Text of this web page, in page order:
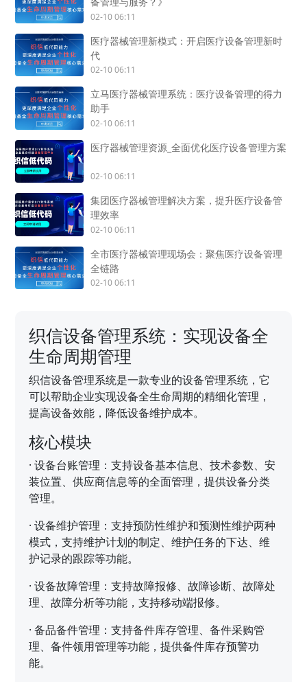
02-10 06:11
医疗器械管理新模式：开启医疗设备管理新时
代
02-10 06:11
立马医疗器械管理系统：医疗设备管理的得力
助手
02-10 06:11
医疗器械管理资源_全面优化医疗设备管理方案
02-10 06:11
集团医疗器械管理解决方案，提升医疗设备管
理效率
02-10 06:11
全市医疗器械管理现场会：聚焦医疗设备管理
全链路
02-10 06:11
织信设备管理系统：实现设备全
生命周期管理
织信设备管理系统是一款专业的设备管理系统，它
可以帮助企业实现设备全生命周期的精细化管理，
提高设备效能，降低设备维护成本。
核心模块
·设备台账管理：支持设备基本信息、技术参数、安
装位置、供应商信息等的全面管理，提供设备分类
管理。
·设备维护管理：支持预防性维护和预测性维护两种
模式，支持维护计划的制定、维护任务的下达、维
护记录的跟踪等功能。
·设备故障管理：支持故障报修、故障诊断、故障处
理、故障分析等功能，支持移动端报修。
·备品备件管理：支持备件库存管理、备件采购管
理、备件领用管理等功能，提供备件库存预警功
能。